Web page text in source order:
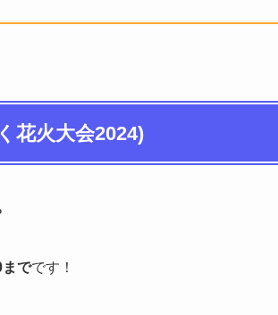
花火大会2024)
でです！